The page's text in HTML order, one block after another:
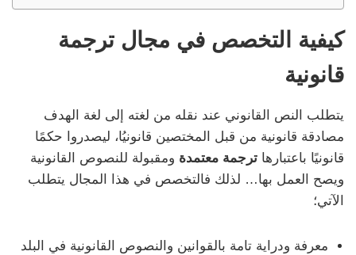
كيفية التخصص في مجال ترجمة
قانونية
يتطلب النص القانوني عند نقله من لغته إلى لغة الهدف
مصادقة قانونية من قبل المختصين قانونيُا، ليصدروا حكمًا
قانونيًا باعتبارها ترجمة معتمدة ومقبولة للنصوص القانونية
ويصح العمل بها… لذلك فالتخصص في هذا المجال يتطلب
الآتي؛
معرفة ودراية تامة بالقوانين والنصوص القانونية في البلد